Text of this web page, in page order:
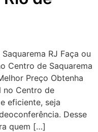
RJ Faça ou
Centro de Saquarema
Preço Obtenha
no Centro de
eficiente, seja
Desse
quem […]